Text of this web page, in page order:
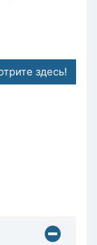
здесь!